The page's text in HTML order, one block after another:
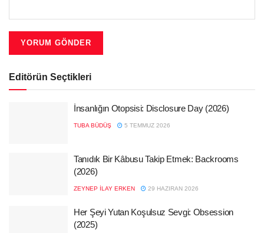
Editörün Seçtikleri
İnsanlığın Otopsisi: Disclosure Day (2026)
TUBA BÜDÜŞ 5 TEMMUZ 2026
Tanıdık Bir Kâbusu Takip Etmek: Backrooms
(2026)
ZEYNEP İLAY ERKEN 29 HAZIRAN 2026
Her Şeyi Yutan Koşulsuz Sevgi: Obsession
(2025)